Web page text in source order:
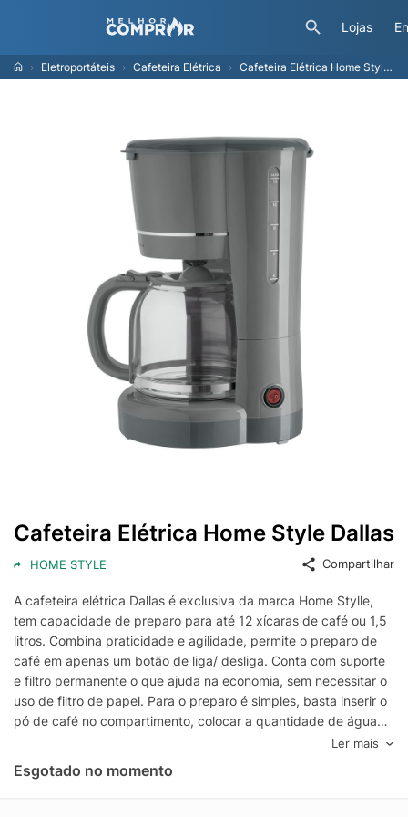
Lojas
Eletroportáteis Cafeteira Elétrica Cafeteira Elétrica Home Style Dallas
Cafeteira Elétrica Home Style Dallas
HOME STYLE Compartilhar
A cafeteira elétrica Dallas é exclusiva da marca Home Stylle,
tem capacidade de preparo para até 12 xícaras de café ou 1,5
litros. Combina praticidade e agilidade, permite o preparo de
café em apenas um botão de liga/ desliga. Conta com suporte
e filtro permanente o que ajuda na economia, sem necessitar o
uso de filtro de papel. Para o preparo é simples, basta inserir o
pó de café no compartimento, colocar a quantidade de água
pretendida, fechar a tampa e ligar a cafeteira, dentro de alguns
minutos o café fica pronto para servir. A jarra de vidro
resistente conta com cabo ergonômico firme, que facilita o
Ler mais
Esgotado no momento